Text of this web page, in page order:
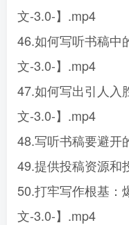
文-3.0-】.mp4
46.如何写听书稿中
文-3.0-】.mp4
47.如何写出引人入
文-3.0-】.mp4
48.写听书稿要避开
49.提供投稿资源和
50.打牢写作根基：
文-3.0-】.mp4